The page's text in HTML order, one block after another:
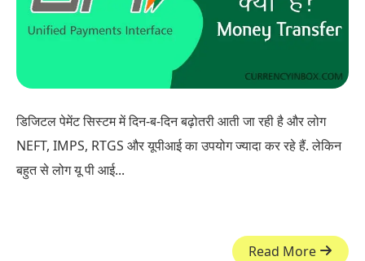
डिजिटल पेमेंट सिस्टम में दिन-ब-दिन बढ़ोतरी आती जा रही है और लोग
NEFT, IMPS, RTGS और यूपीआई का उपयोग ज्यादा कर रहे हैं. लेकिन
बहुत से लोग यू पी आई...
Read More